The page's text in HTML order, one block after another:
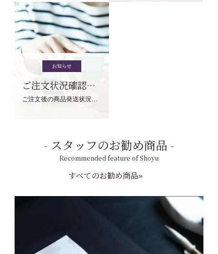
お知らせ
ご注文状況確認について
スタッフのお勧め商品
Recommended feature of Shoyu
すべてのお勧め商品»